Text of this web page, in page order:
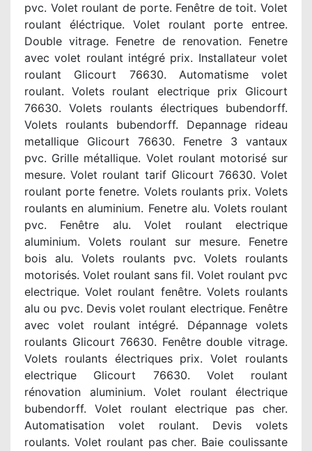
pvc. Volet roulant de porte. Fenêtre de toit. Volet
roulant éléctrique. Volet roulant porte entree.
Double vitrage. Fenetre de renovation. Fenetre
avec volet roulant intégré prix. Installateur volet
roulant Glicourt 76630. Automatisme volet
roulant. Volets roulant electrique prix Glicourt
76630. Volets roulants électriques bubendorff.
Volets roulants bubendorff. Depannage rideau
metallique Glicourt 76630. Fenetre 3 vantaux
pvc. Grille métallique. Volet roulant motorisé sur
mesure. Volet roulant tarif Glicourt 76630. Volet
roulant porte fenetre. Volets roulants prix. Volets
roulants en aluminium. Fenetre alu. Volets roulant
pvc. Fenêtre alu. Volet roulant electrique
aluminium. Volets roulant sur mesure. Fenetre
bois alu. Volets roulants pvc. Volets roulants
motorisés. Volet roulant sans fil. Volet roulant pvc
electrique. Volet roulant fenêtre. Volets roulants
alu ou pvc. Devis volet roulant electrique. Fenêtre
avec volet roulant intégré. Dépannage volets
roulants Glicourt 76630. Fenêtre double vitrage.
Volets roulants électriques prix. Volet roulants
electrique Glicourt 76630. Volet roulant
rénovation aluminium. Volet roulant électrique
bubendorff. Volet roulant electrique pas cher.
Automatisation volet roulant. Devis volets
roulants. Volet roulant pas cher. Baie coulissante